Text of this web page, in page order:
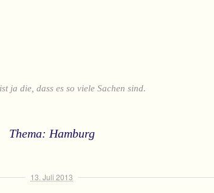
ja die, dass es so viele Sachen sind.
Thema: Hamburg
13. Juli 2013